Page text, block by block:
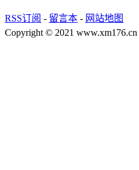
RSS订阅 - 留言本 - 网站地图
Copyright © 2021